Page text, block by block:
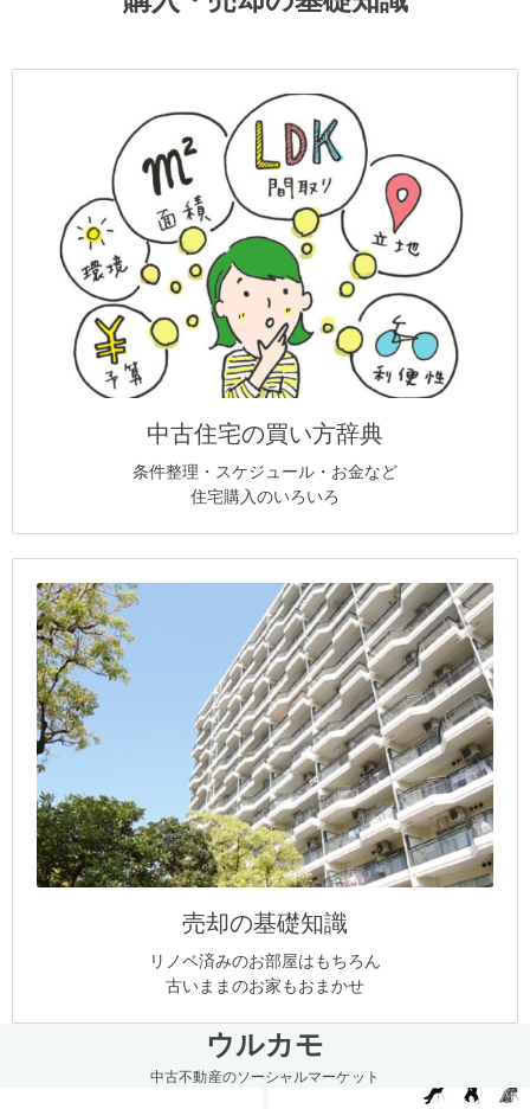
中古住宅の買い方辞典
条件整理・スケジュール・お金など
住宅購入のいろいろ
売却の基礎知識
リノベ済みのお部屋はもちろん
古いままのお家もおまかせ
ウルカモ
中古不動産のソーシャルマーケット